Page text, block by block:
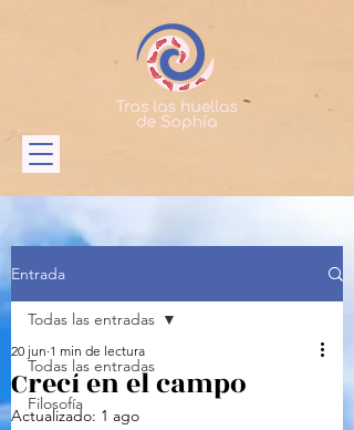
Entrada
Todas las entradas
Filosofía
Todas las entradas
Crecí en el campo
20 jun 1 min de lectura
Actualizado: 1 ago